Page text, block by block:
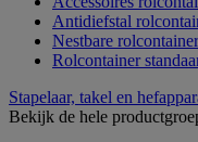
Antidiefstal
Nestbare rolcontainer
Rolcontainer
Stapelaar, takel en
Bekijk de hele